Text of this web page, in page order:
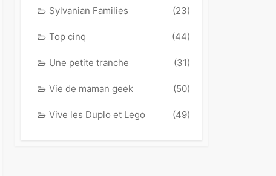
Sylvanian Families (23)
Top cinq (44)
Une petite tranche (31)
Vie de maman geek (50)
Vive les Duplo et Lego (49)